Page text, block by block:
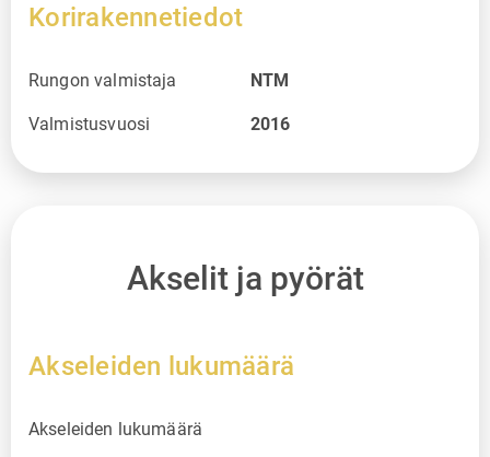
Korirakennetiedot
Rungon valmistaja NTM
Valmistusvuosi 2016
Akselit ja pyörät
Akseleiden lukumäärä
Akseleiden lukumäärä